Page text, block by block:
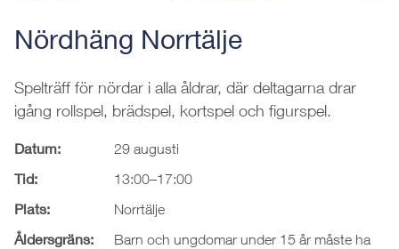
Nördhäng Norrtälje
Spelträff för nördar i alla åldrar, där deltagarna drar
igång rollspel, brädspel, kortspel och figurspel.
Datum: 29 augusti
Tid: 13:00–17:00
Plats: Norrtälje
Åldersgräns:
Barn och ungdomar under 15 år måste ha